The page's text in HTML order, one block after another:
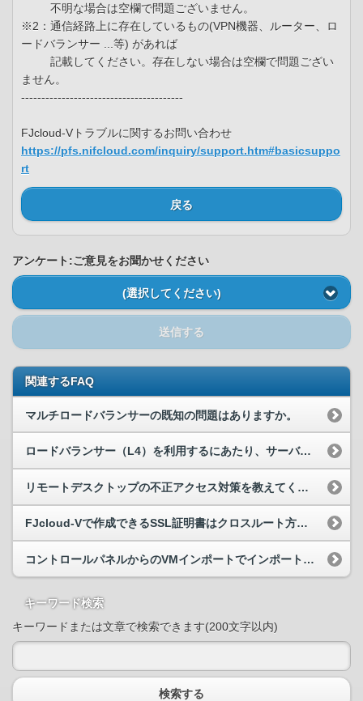
不明な場合は空欄で問題ございません。
※2：通信経路上に存在しているもの(VPN機器、ルーター、ロ
ードバランサー ...等) があれば
記載してください。存在しない場合は空欄で問題ござい
ません。
----------------------------------------
FJcloud-Vトラブルに関するお問い合わせ
https://pfs.nifcloud.com/inquiry/support.htm#basicsuppo
rt
戻る
アンケート:ご意見をお聞かせください
(選択してください)
送信する
関連するFAQ
マルチロードバランサーの既知の問題はありますか。
ロードバランサー（L4）を利用するにあたり、サーバー側で許可すべきアドレスを教えてください。
リモートデスクトップの不正アクセス対策を教えてください。
FJcloud-Vで作成できるSSL証明書はクロスルート方式ですか
コントロールパネルからのVMインポートでインポートエラーが出ました。
キーワード検索
キーワードまたは文章で検索できます(200文字以内)
検索する